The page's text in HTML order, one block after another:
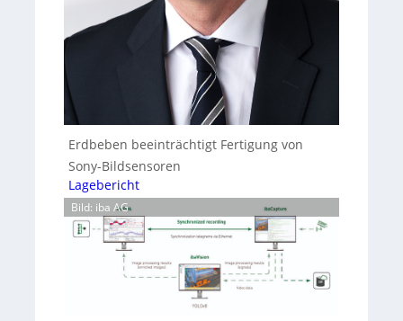
Erdbeben beeinträchtigt Fertigung von
Sony-Bildsensoren
Lagebericht
Bild: iba AG